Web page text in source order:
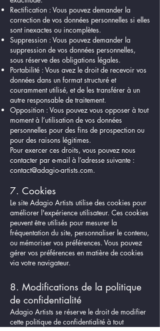
Rectification : Vous pouvez demander la
correction de vos données personnelles si elles
sont inexactes ou incomplètes.
Suppression : Vous pouvez demander la
suppression de vos données personnelles,
sous réserve des obligations légales.
Portabilité : Vous avez le droit de recevoir vos
données dans un format structuré et
couramment utilisé, et de les transférer à un
autre responsable de traitement.
Opposition : Vous pouvez vous opposer à tout
moment à l’utilisation de vos données
personnelles pour des fins de prospection ou
pour des raisons légitimes.
Pour exercer ces droits, vous pouvez nous
contacter par e-mail à l’adresse suivante :
contact@adagio-artists.com.
7. Cookies
Le site Adagio Artists utilise des cookies pour
améliorer l'expérience utilisateur. Ces cookies
peuvent être utilisés pour mesurer la
fréquentation du site, personnaliser le contenu,
ou mémoriser vos préférences. Vous pouvez
gérer vos préférences en matière de cookies
via votre navigateur.
8. Modifications de la politique
de confidentialité
Adagio Artists se réserve le droit de modifier
cette politique de confidentialité à tout